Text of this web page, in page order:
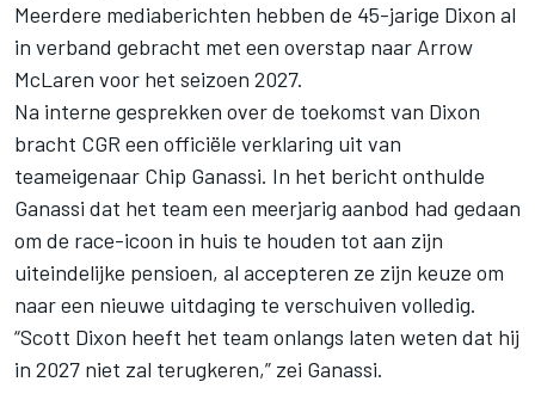
Meerdere mediaberichten hebben de 45-jarige Dixon al
in verband gebracht met een overstap naar Arrow
McLaren voor het seizoen 2027.
Na interne gesprekken over de toekomst van Dixon
bracht CGR een officiële verklaring uit van
teameigenaar Chip Ganassi. In het bericht onthulde
Ganassi dat het team een meerjarig aanbod had gedaan
om de race-icoon in huis te houden tot aan zijn
uiteindelijke pensioen, al accepteren ze zijn keuze om
naar een nieuwe uitdaging te verschuiven volledig.
“Scott Dixon heeft het team onlangs laten weten dat hij
in 2027 niet zal terugkeren,” zei Ganassi.